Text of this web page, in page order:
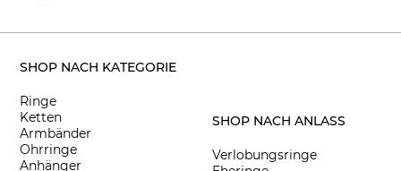
SHOP NACH KATEGORIE
Ringe
Ketten
Armbänder
Ohrringe
Anhänger
SHOP NACH ANLASS
Verlobungsringe